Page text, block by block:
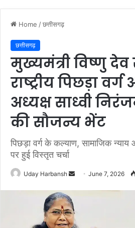
Home /छत्तीसगढ़
छत्तीसगढ़
मुख्यमंत्री विष्णु
राष्ट्रीय पिछड़ा
अध्यक्ष साध्वी
की सौजन्य भेंट
पिछड़ा वर्ग के कल्याण, सामाजिक न्याय
पर हुई विस्तृत चर्चा
Uday Harbansh
Send June 7, 2026